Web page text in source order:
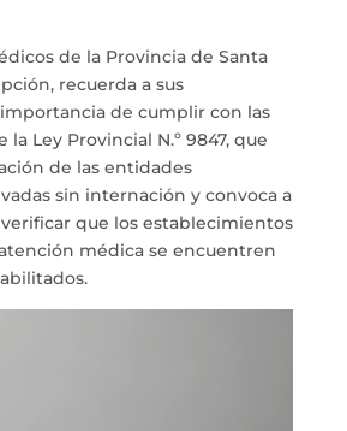
de la Provincia de Santa
recuerda a sus
de cumplir con las
la Ley Provincial N.º 9847, que
de las entidades
sin internación y convoca a
que los establecimientos
médica se encuentren